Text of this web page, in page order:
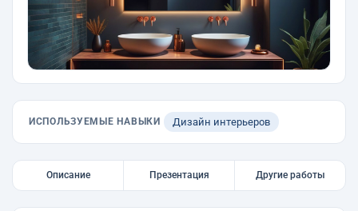
ИСПОЛЬЗУЕМЫЕ НАВЫКИ Дизайн интерьеров
Описание Презентация Другие работы